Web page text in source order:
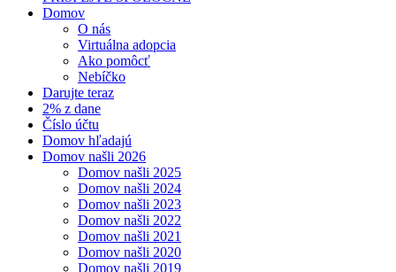
Domov
O nás
Virtuálna adopcia
Ako pomôcť
Nebíčko
Darujte teraz
2% z dane
Číslo účtu
Domov hľadajú
Domov našli 2026
Domov našli 2025
Domov našli 2024
Domov našli 2023
Domov našli 2022
Domov našli 2021
Domov našli 2020
Domov našli 2019